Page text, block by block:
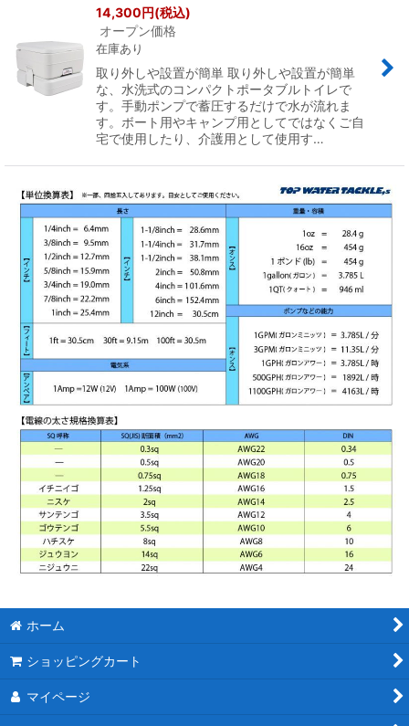
14,300円(税込)
オープン価格
在庫あり
取り外しや設置が簡単 取り外しや設置が簡単
な、水洗式のコンパクトポータブルトイレで
す。手動ポンプで蓄圧するだけで水が流れま
す。ボート用やキャンプ用としてではなくご自
宅で使用したり、介護用として使用す…
ホーム
ショッピングカート
マイページ